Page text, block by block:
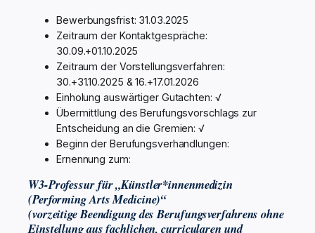
Bewerbungsfrist: 31.03.2025
Zeitraum der Kontaktgespräche:
30.09.+01.10.2025
Zeitraum der Vorstellungsverfahren:
30.+31.10.2025 & 16.+17.01.2026
Einholung auswärtiger Gutachten: √
Übermittlung des Berufungsvorschlags zur
Entscheidung an die Gremien: √
Beginn der Berufungsverhandlungen:
Ernennung zum:
W3-Professur für „Künstler*innenmedizin
(Performing Arts Medicine)“
(vorzeitige Beendigung des Berufungsverfahrens ohne
Einstellung aus fachlichen, curricularen und